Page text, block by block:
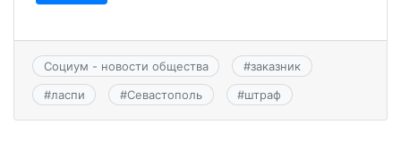
Социум - новости общества #заказник
#ласпи #Севастополь #штраф